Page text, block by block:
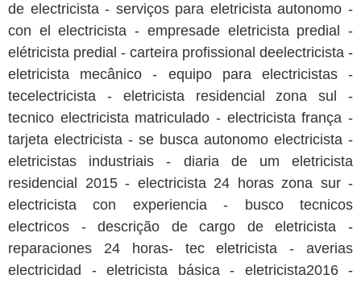
de electricista - serviços para eletricista autonomo -
con el electricista - empresade eletricista predial -
elétricista predial - carteira profissional deelectricista -
eletricista mecânico - equipo para electricistas -
tecelectricista - eletricista residencial zona sul -
tecnico electricista matriculado - electricista frança -
tarjeta electricista - se busca autonomo electricista -
eletricistas industriais - diaria de um eletricista
residencial 2015 - electricista 24 horas zona sur -
electricista con experiencia - busco tecnicos
electricos - descrição de cargo de eletricista -
reparaciones 24 horas- tec eletricista - averias
electricidad - eletricista básica - eletricista2016 -